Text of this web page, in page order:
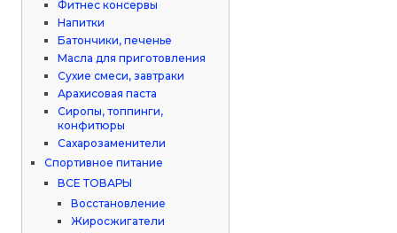
Фитнес консервы
Напитки
Батончики, печенье
Масла для приготовления
Сухие смеси, завтраки
Арахисовая паста
Сиропы, топпинги,
конфитюры
Сахарозаменители
Спортивное питание
ВСЕ ТОВАРЫ
Восстановление
Жиросжигатели